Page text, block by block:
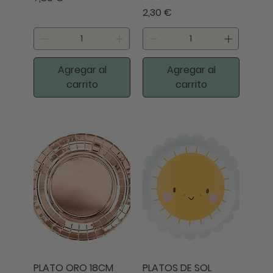
Agregar al
carrito
Precio
2,30 €
Agregar al
carrito
PLATO ORO 18CM
PLATOS DE SOL